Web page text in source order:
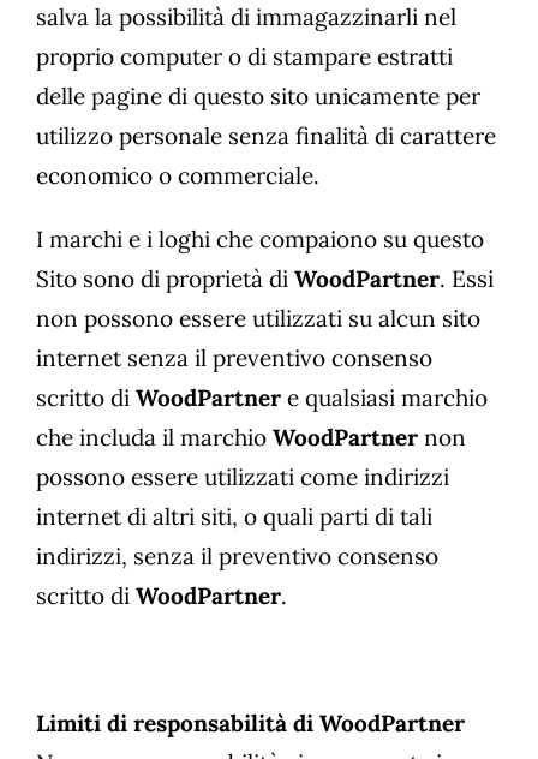
salva la possibilità di immagazzinarli nel
proprio computer o di stampare estratti
delle pagine di questo sito unicamente per
utilizzo personale senza finalità di carattere
economico o commerciale.
I marchi e i loghi che compaiono su questo
Sito sono di proprietà di WoodPartner. Essi
non possono essere utilizzati su alcun sito
internet senza il preventivo consenso
scritto di WoodPartner e qualsiasi marchio
che includa il marchio WoodPartner non
possono essere utilizzati come indirizzi
internet di altri siti, o quali parti di tali
indirizzi, senza il preventivo consenso
scritto di WoodPartner.
Limiti di responsabilità di WoodPartner